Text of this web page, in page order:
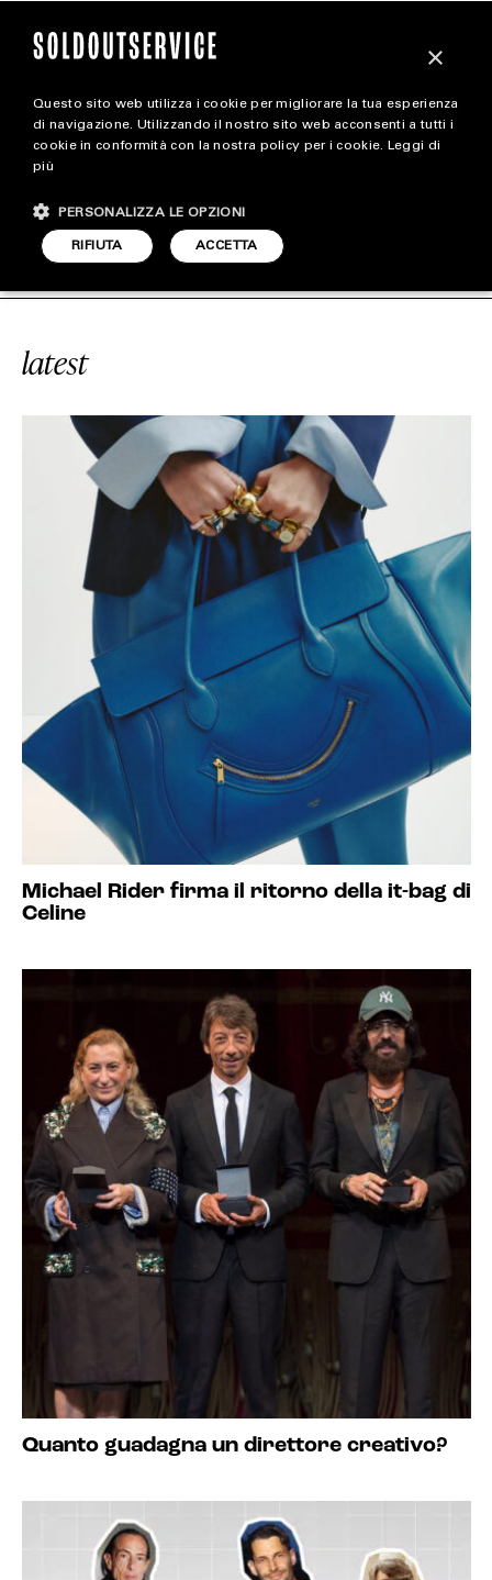
magazine
STYLE
FOOTWEAR
SLIMANE SOLDOUTSERVICE
latest
Michael Rider firma il ritorno della it-bag di
Celine
Quanto guadagna un direttore creativo?
×
Questo sito web utilizza i cookie per migliorare la tua esperienza
di navigazione. Utilizzando il nostro sito web acconsenti a tutti i
cookie in conformità con la nostra policy per i cookie. Leggi di
più
ACCETTA
RIFIUTA
PERSONALIZZA LE OPZIONI